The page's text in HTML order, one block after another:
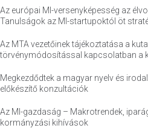
Az európai MI-versenyképesség az
Tanulságok az MI-startupoktól öt
Az MTA vezetőinek tájékoztatása a
törvénymódosítással kapcsolatban a
Megkezdődtek a magyar nyelv és
előkészítő konzultációk
Az MI-gazdaság – Makrotrendek,
kormányzási kihívások